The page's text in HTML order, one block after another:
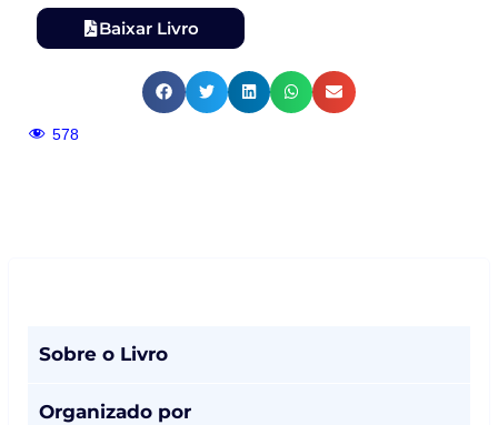
Baixar Livro
578
Sobre o Livro
Organizado por